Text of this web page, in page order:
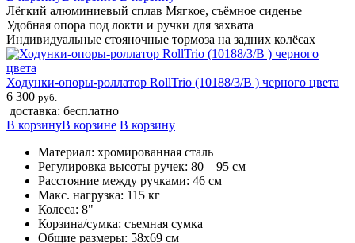
Лёгкий алюминиевый сплав Мягкое, съёмное сиденье
Удобная опора под локти и ручки для захвата
Индивидуальные стояночные тормоза на задних колёсах
Ходунки-опоры-роллатор RollTrio (10188/3/B ) черного цвета
6 300 руб.
доставка: бесплатно
В корзинуВ корзине В корзину
Материал: хромированная сталь
Регулировка высоты ручек: 80—95 см
Расстояние между ручками: 46 см
Макс. нагрузка: 115 кг
Колеса: 8"
Корзина/сумка: съемная сумка
Общие размеры: 58х69 см